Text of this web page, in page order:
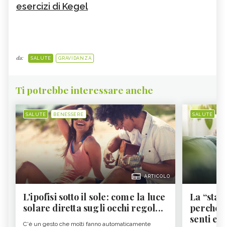
esercizi di Kegel
da: SALUTE GRAVIDANZA
Ti potrebbe interessare anche
SALUTE BENESSERE
ARTICOLO
L'ipofisi sotto il sole: come la luce
solare diretta sugli occhi regol...
C'è un gesto che molti fanno automaticamente
SALUTE
La
perché
senti